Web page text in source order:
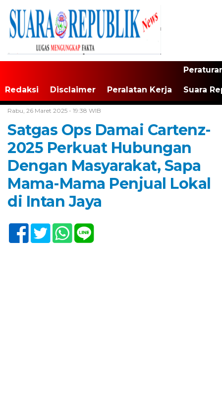
Redaksi Disclaimer Peralatan Kerja Suara
Rabu, 26 Maret 2025 - 19:38 WIB
Satgas Ops Damai Cartenz-
2025 Perkuat Hubungan
Dengan Masyarakat, Sapa
Mama-Mama Penjual Lokal
di Intan Jaya